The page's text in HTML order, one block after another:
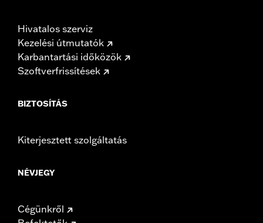
Hivatalos szerviz
Kezelési útmutatók
Karbantartási időközök
Szoftverfrissítések
BIZTOSÍTÁS
Kiterjesztett szolgáltatás
NÉVJEGY
Cégünkről